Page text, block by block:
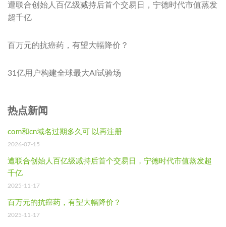
遭联合创始人百亿级减持后首个交易日，宁德时代市值蒸发
超千亿
百万元的抗癌药，有望大幅降价？
31亿用户构建全球最大AI试验场
热点新闻
com和cn域名过期多久可 以再注册
2026-07-15
遭联合创始人百亿级减持后首个交易日，宁德时代市值蒸发超
千亿
2025-11-17
百万元的抗癌药，有望大幅降价？
2025-11-17